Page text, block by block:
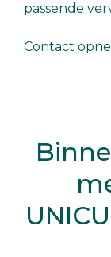
passende
Contact